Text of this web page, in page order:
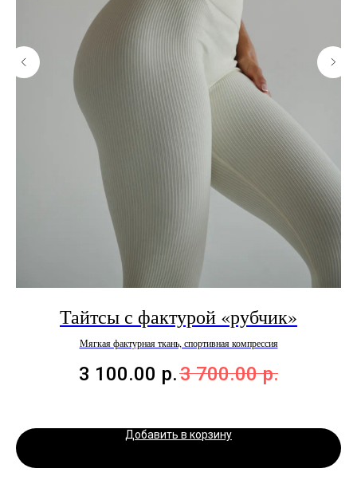
Тайтсы с фактурой «рубчик»
Мягкая фактурная ткань, спортивная компрессия
3 100.00 р.3 700.00 р.
Добавить в корзину